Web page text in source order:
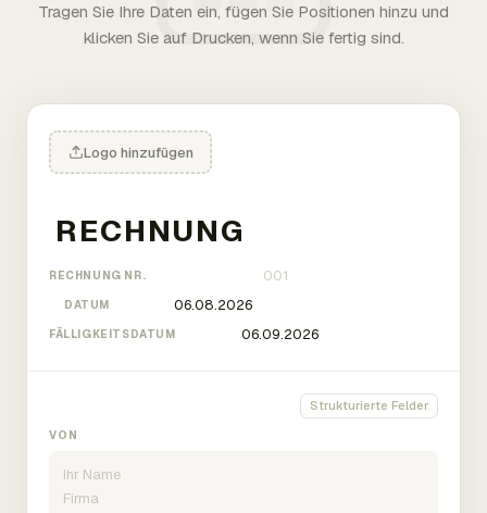
Tragen Sie Ihre Daten ein, fügen Sie Positionen hinzu und
klicken Sie auf Drucken, wenn Sie fertig sind.
Logo hinzufügen
RECHNUNG NR.
DATUM
FÄLLIGKEITSDATUM
Strukturierte Felder
VON